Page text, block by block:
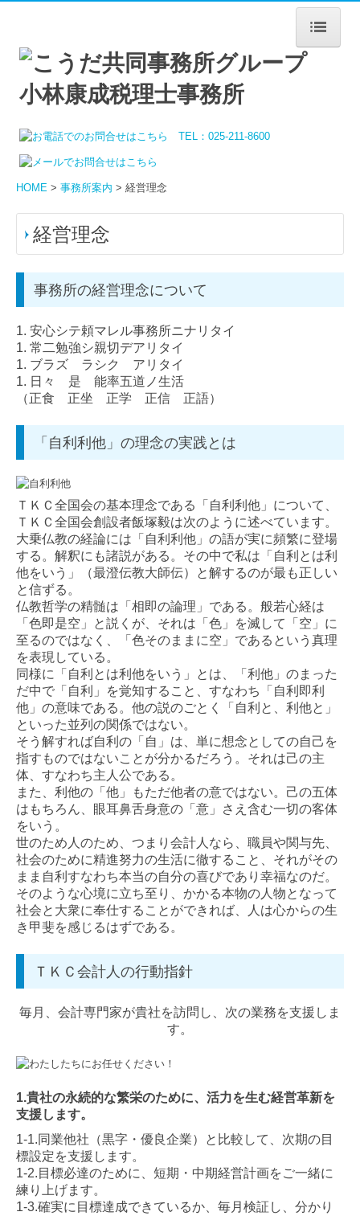
HOME
事務所案内
事務所の特長
交通案内
業務案内
法人・個人事業主の方へ
先輩職員の声
研修・キャリアプラン
募集要項（税理士補助）
募集要項（経理総務）
経営者お役立ち情報
HOME > 事務所案内 > 経営理念
経営理念
事務所の経営理念について
1. 安心シテ頼マレル事務所ニナリタイ
1. 常二勉強シ親切デアリタイ
1. ブラズ ラシク アリタイ
1. 日々 是 能率五道ノ生活
（正食 正坐 正学 正信 正語）
「自利利他」の理念の実践とは
ＴＫＣ全国会の基本理念である「自利利他」について、
ＴＫＣ全国会創設者飯塚毅は次のように述べています。
大乗仏教の経論には「自利利他」の語が実に頻繁に登場
する。解釈にも諸説がある。その中で私は「自利とは利
他をいう」（最澄伝教大師伝）と解するのが最も正しい
と信ずる。
仏教哲学の精髄は「相即の論理」である。般若心経は
「色即是空」と説くが、それは「色」を滅して「空」に
至るのではなく、「色そのままに空」であるという真理
を表現している。
同様に「自利とは利他をいう」とは、「利他」のまった
だ中で「自利」を覚知すること、すなわち「自利即利
他」の意味である。他の説のごとく「自利と、利他と」
といった並列の関係ではない。
そう解すれば自利の「自」は、単に想念としての自己を
指すものではないことが分かるだろう。それは己の主
体、すなわち主人公である。
また、利他の「他」もただ他者の意ではない。己の五体
はもちろん、眼耳鼻舌身意の「意」さえ含む一切の客体
をいう。
世のため人のため、つまり会計人なら、職員や関与先、
社会のために精進努力の生活に徹すること、それがその
まま自利すなわち本当の自分の喜びであり幸福なのだ。
そのような心境に立ち至り、かかる本物の人物となって
社会と大衆に奉仕することができれば、人は心からの生
き甲斐を感じるはずである。
ＴＫＣ会計人の行動指針
毎月、会計専門家が貴社を訪問し、次の業務を支援しま
す。
1.貴社の永続的な繁栄のために、活力を生む経営革新を
支援します。
1-1.同業他社（黒字・優良企業）と比較して、次期の目
標設定を支援します。
1-2.目標必達のために、短期・中期経営計画をご一緒に
練り上げます。
1-3.確実に目標達成できているか、毎月検証し、分かり